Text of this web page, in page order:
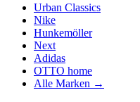
Urban Classics
Nike
Hunkemöller
Next
Adidas
OTTO home
Alle Marken →